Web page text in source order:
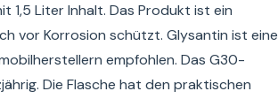
1,5 Liter Inhalt. Das Produkt ist ein
vor Korrosion schützt. Glysantin ist eine
empfohlen. Das G30-
Die Flasche hat den praktischen